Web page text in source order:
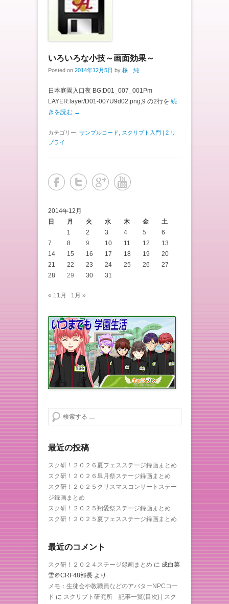
いろいろな小技～画面効果～
Posted on 2014年12月5日 by 桜 純
日本庭園入口夜 BG:D01_007_001Pm
LAYER:layer/D01-007U9d02.png,9 の2行を 続
きを読む →
カテゴリー: サンプルコード スクリプト入門 | 2 リ
プライ
2014年12月
日
月 火 水 木 金
土
1
2 3 4 5
6
7
8 9 10 11 12
13
14
15 16 17 18 19
20
21
22 23 24 25 26
27
28
29 30 31
« 11月 1月 »
検索する
最近の投稿
スク研！２０２６夏フェスステージ録画まとめ
スク研！２０２６皐月祭ステージ録画まとめ
スク研！２０２５クリスマスコンサートステー
ジ録画まとめ
スク研！２０２５翔愛祭ステージ録画まとめ
スク研！２０２５夏フェスステージ録画まとめ
最近のコメント
スク研！２０２４ステージ録画まとめ に 成白菜
雪＠CRF48部長 より
メモ：生徒会や教職員などのアバターNPCコー
ド に スクリプト研究所 記事一覧(目次) | スク